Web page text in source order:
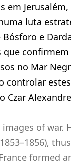
em
luta
e
que confirmem
no Mar
controlar
Czar
of war.
thus
formed